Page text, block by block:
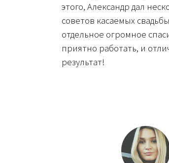
этого, Александр дал
советов касаемых
отдельное огромное
приятно работать, и
результат!